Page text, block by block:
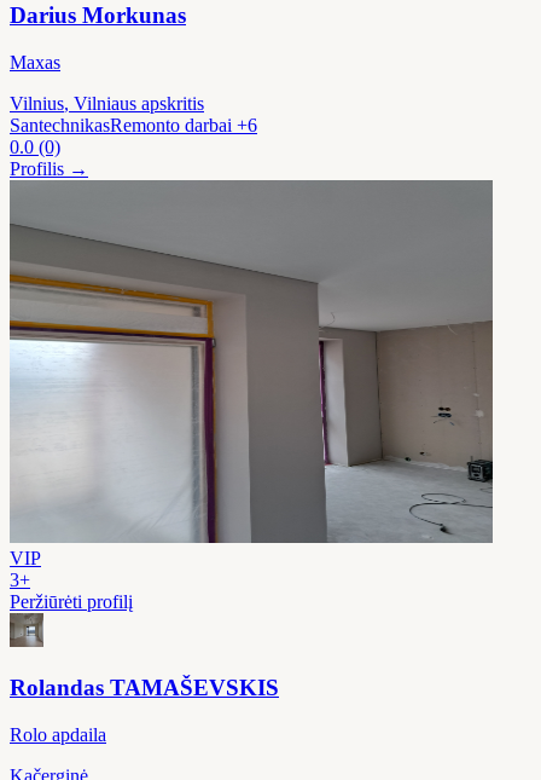
Darius Morkunas
Maxas
Vilnius, Vilniaus apskritis
SantechnikasRemonto darbai +6
0.0 (0)
Profilis →
VIP
3+
Peržiūrėti profilį
Rolandas TAMAŠEVSKIS
Rolo apdaila
Kačerginė